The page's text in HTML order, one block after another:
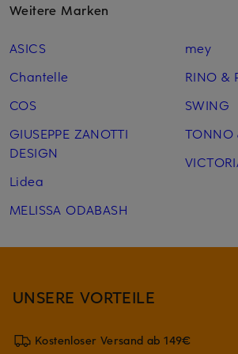
Weitere Marken
ASICS
Chantelle
COS
GIUSEPPE ZANOTTI
DESIGN
Lidea
MELISSA ODABASH
mey
RINO &
SWING
TONNO
UNSERE VORTEILE
Kostenloser Versand ab 149€